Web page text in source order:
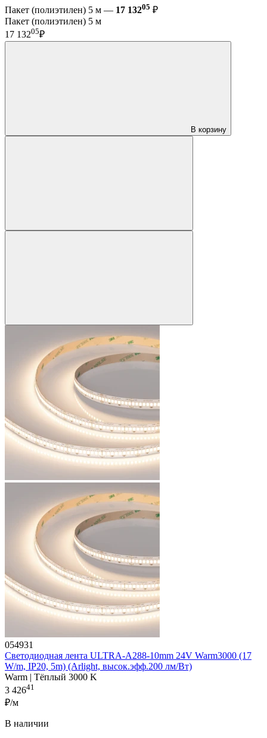
Пакет (полиэтилен) 5 м — 17 13205 ₽
Пакет (полиэтилен) 5 м
17 13205₽
В корзину
054931
Светодиодная лента ULTRA-A288-10mm 24V Warm3000 (17
W/m, IP20, 5m) (Arlight, высок.эфф.200 лм/Вт)
Warm | Тёплый 3000 K
3 42641
₽/м
В наличии